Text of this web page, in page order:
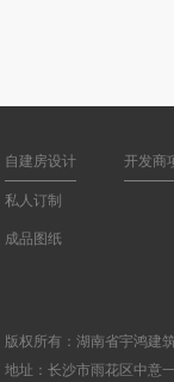
自建房设计
私人订制
成品图纸
开发商
版权所有：湖南省宇鸿建
地址：长沙市雨花区中意